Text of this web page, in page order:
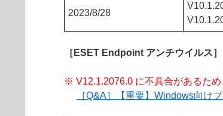
2023/8/28
［ESET Endpoint アンチウイルス］
※ V12.1.2076.0 に不具合があるた
［Q&A］【重要】Windows向け